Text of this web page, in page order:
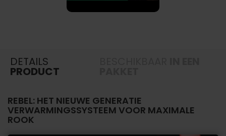
DETAILS
PRODUCT
REBEL: HET NIEUWE GENERATIE
VERWARMINGSSYSTEEM VOOR MAXIMALE
ROOK